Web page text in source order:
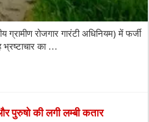
ग्रामीण रोजगार गारंटी अधिनियम) में फर्जी
भ्रष्टाचार का …
पुरुषो की लगी लम्बी कतार